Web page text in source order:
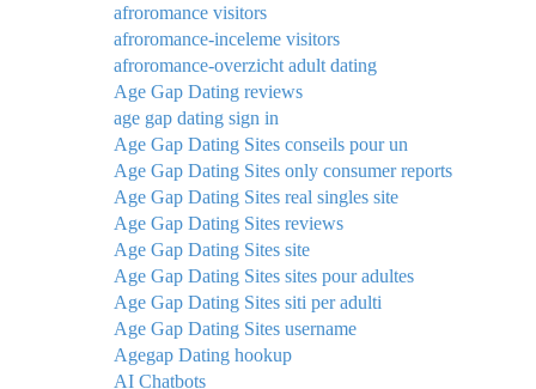
afroromance visitors
afroromance-inceleme visitors
afroromance-overzicht adult dating
Age Gap Dating reviews
age gap dating sign in
Age Gap Dating Sites conseils pour un
Age Gap Dating Sites only consumer reports
Age Gap Dating Sites real singles site
Age Gap Dating Sites reviews
Age Gap Dating Sites site
Age Gap Dating Sites sites pour adultes
Age Gap Dating Sites siti per adulti
Age Gap Dating Sites username
Agegap Dating hookup
AI Chatbots